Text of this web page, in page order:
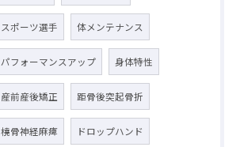
スポーツ選手 体メンテナンス
パフォーマンスアップ 身体特性
産前産後矯正 距骨後突起骨折
橈骨神経麻痺 ドロップハンド